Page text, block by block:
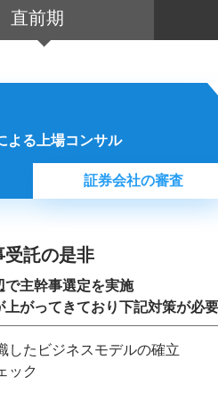
直前期
よる上場コンサル
証券会社の審査
受託の是非
で主幹事選定を実施
上がってきており下記対策が必
したビジネスモデルの確立
ック